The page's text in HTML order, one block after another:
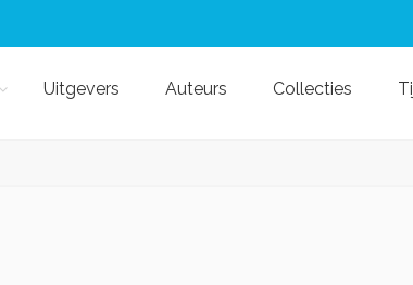
Uitgevers Auteurs Collecties